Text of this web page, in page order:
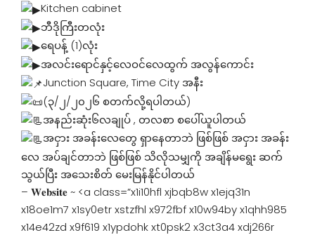
Kitchen cabinet
ဘီဒိုကြီးတလုံး
ရေပန့် (1)လုံး
အလင်းရောင်နှင့်လေဝင်လေထွက် အလွန်ကောင်း
Junction Square, Time City အနီး
(၃/၂/၂၀၂၆ စတက်လို့ရပါတယ်)
အနည်းဆုံး၆လချုပ် , တလစာ စပေါ်ယူပါတယ်
အငှား အခန်းလေတွေ ရှာနေတာဘဲ ဖြစ်ဖြစ် အငှား အခန်း
လေ အပ်ချင်တာဘဲ ဖြစ်ဖြစ် သိလိုသမျှကို အချိန်မရွေး ဆက်
သွယ်ပြီး အသေးစိတ် မေးမြန်နိုင်ပါတယ်
– 𝐖𝐞𝐛𝐬𝐢𝐭𝐞 ~ <a class=”x1i10hfl xjbqb8w x1ejq31n
x18oe1m7 x1sy0etr xstzfhl x972fbf x10w94by x1qhh985
x14e42zd x9f619 x1ypdohk xt0psk2 x3ct3a4 xdj266r